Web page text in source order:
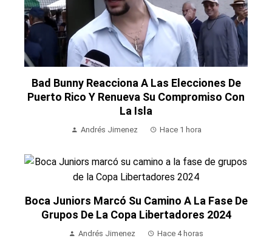
Bad Bunny Reacciona A Las Elecciones De
Puerto Rico Y Renueva Su Compromiso Con
La Isla
Andrés Jimenez Hace 1 hora
Boca Juniors Marcó Su Camino A La Fase De
Grupos De La Copa Libertadores 2024
Andrés Jimenez Hace 4 horas